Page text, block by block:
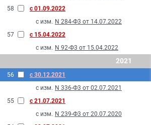
58
с 01.09.2022
с изм. N 284-Ф3 от 14.07.2022
57
с 15.04.2022
с изм. N 92-Ф3 от 15.04.2022
2021
56
с 30.12.2021
с изм. N 336-Ф3 от 02.07.2021
55
с 21.07.2021
с изм. N 239-Ф3 от 20.07.2020